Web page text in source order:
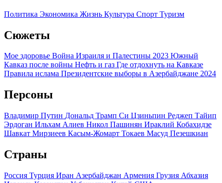
Политика Экономика Жизнь Культура Спорт Туризм
Сюжеты
Мое здоровье Война Израиля и Палестины 2023 Южный
Кавказ после войны Нефть и газ Где отдохнуть на Кавказе
Правила ислама Президентские выборы в Азербайджане 2024
Персоны
Владимир Путин Дональд Трамп Си Цзиньпин Реджеп Тайип
Эрдоган Ильхам Алиев Никол Пашинян Ираклий Кобахидзе
Шавкат Мирзиеев Касым-Жомарт Токаев Масуд Пезешкиан
Страны
Россия Турция Иран Азербайджан Армения Грузия Абхазия